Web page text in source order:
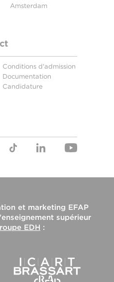
Amsterdam
Conditions d'admission
Documentation
Candidature
et marketing EFAP
supérieur
EDH :